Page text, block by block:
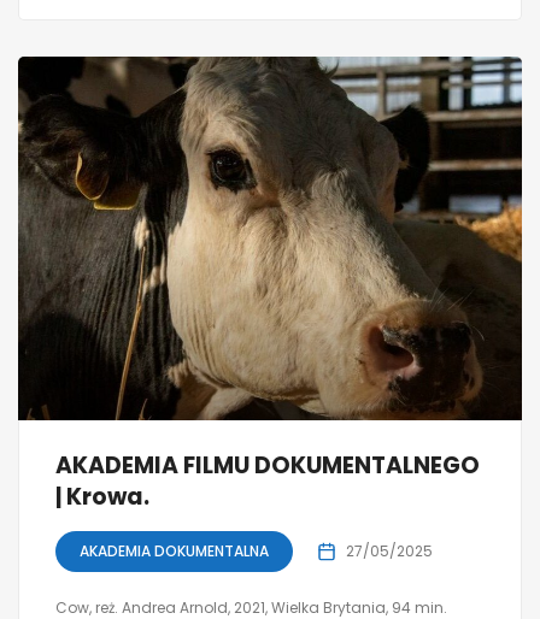
AKADEMIA FILMU DOKUMENTALNEGO
| Krowa.
AKADEMIA DOKUMENTALNA 27/05/2025
Cow, reż. Andrea Arnold, 2021, Wielka Brytania, 94 min.